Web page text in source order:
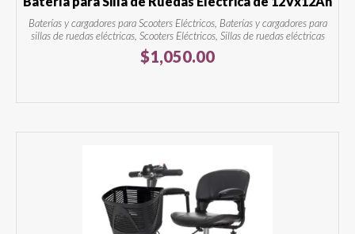
Baterías y cargadores para Scooters Eléctricos, Baterías y cargadores para
sillas de ruedas eléctricas, Scooters Eléctricos, Sillas de ruedas eléctricas
$1,050.00